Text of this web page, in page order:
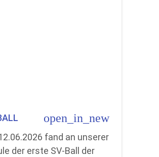
open_in_new
fand an unserer
der erste SV-Ball der